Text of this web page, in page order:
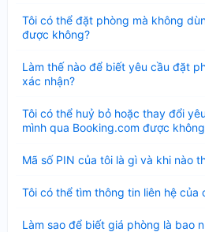
Tôi có thể đặt phòng mà không
được không?
thu
gọn
Làm thế nào để biết yêu cầu đặt
xác nhận?
thu
gọn
Tôi có thể huỷ bỏ hoặc thay đổi
mình qua Booking.com được
thu
gọn
Mã số PIN của tôi là gì và khi nào
thu
Tôi có thể tìm thông tin liên hệ của
thu
Làm sao để biết giá phòng là bao
thu